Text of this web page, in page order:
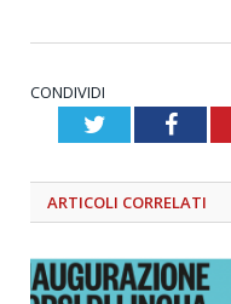
CONDIVIDI
Twitter
ARTICOLI CORRELATI